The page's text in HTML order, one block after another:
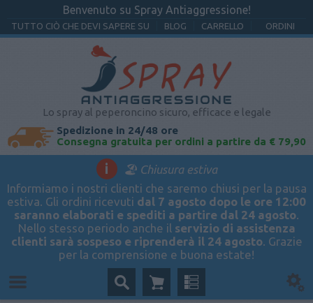
Benvenuto su Spray Antiaggressione!
TUTTO CIÒ CHE DEVI SAPERE SU BLOG CARRELLO ORDINI
Lo spray al peperoncino sicuro, efficace e legale
Spedizione in 24/48 ore
Consegna gratuita per ordini a partire da € 79,90
i
🏖️ Chiusura estiva
Informiamo i nostri clienti che saremo chiusi per la pausa
estiva. Gli ordini ricevuti dal 7 agosto dopo le ore 12:00
saranno elaborati e spediti a partire dal 24 agosto.
Nello stesso periodo anche il servizio di assistenza
clienti sarà sospeso e riprenderà il 24 agosto. Grazie
per la comprensione e buona estate!